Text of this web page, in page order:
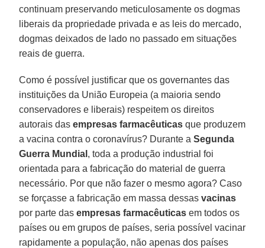
continuam preservando meticulosamente os dogmas
liberais da propriedade privada e as leis do mercado,
dogmas deixados de lado no passado em situações
reais de guerra.
Como é possível justificar que os governantes das
instituições da União Europeia (a maioria sendo
conservadores e liberais) respeitem os direitos
autorais dasempresas farmacêuticas que produzem
a vacina contra o coronavírus? Durante aSegunda
Guerra Mundial , toda a produção industrial foi
orientada para a fabricação do material de guerra
necessário. Por que não fazer o mesmo agora? Caso
se forçasse a fabricação em massa dessasvacinas
por parte dasempresas farmacêuticas em todos os
países ou em grupos de países, seria possível vacinar
rapidamente a população, não apenas dos países